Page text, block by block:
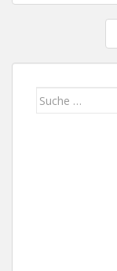
Suche